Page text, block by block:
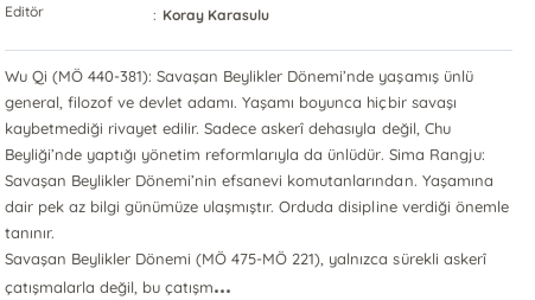
Editör
: Koray Karasulu
Wu Qi (MÖ 440-381): Savaşan Beylikler Dönemi’nde yaşamış ünlü
general, filozof ve devlet adamı. Yaşamı boyunca hiçbir savaşı
kaybetmediği rivayet edilir. Sadece askerî dehasıyla değil, Chu
Beyliği’nde yaptığı yönetim reformlarıyla da ünlüdür. Sima Rangju:
Savaşan Beylikler Dönemi’nin efsanevi komutanlarından. Yaşamına
dair pek az bilgi günümüze ulaşmıştır. Orduda disipline verdiği önemle
tanınır.
Savaşan Beylikler Dönemi (MÖ 475-MÖ 221), yalnızca sürekli askerî
çatışmalarla değil, bu çatışm...